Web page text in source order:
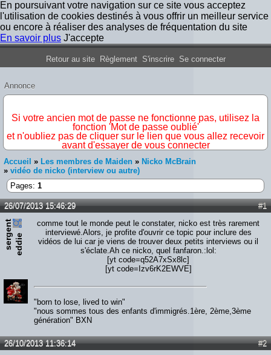
En poursuivant votre navigation sur ce site vous acceptez
l'utilisation de cookies destinés à vous offrir un meilleur service
ou encore à réaliser des analyses de fréquentation du site
En savoir plus J'accepte
Forum Iron Maiden France
Retour au site Règlement S'inscrire Se connecter
Annonce
Si votre ancien mot de passe ne fonctionne pas, utilisez la
fonction 'Mot de passe oublié'
et n'oubliez pas de cliquer sur le lien que vous allez recevoir
avant d'essayer de vous connecter
Accueil » Les membres de Maiden » Nicko McBrain
» vidéo de nicko (interview ou autre)
Pages: 1
#1
26/07/2013 15:46:29
s
e
rg
e
n
t
e
d
d
ie
comme tout le monde peut le constater, nicko est très rarement
interviewé.Alors, je profite d'ouvrir ce topic pour inclure des
vidéos de lui car je viens de trouver deux petits interviews ou il
s'éclate.Ah ce nicko, quel fanfaron.:lol:
[yt code=q52A7xSx8lc]
[yt code=Izv6rK2EWVE]
"born to lose, lived to win"
"nous sommes tous des enfants d'immigrés.1ère, 2ème,3ème
génération" BXN
#2
26/10/2013 11:36:14